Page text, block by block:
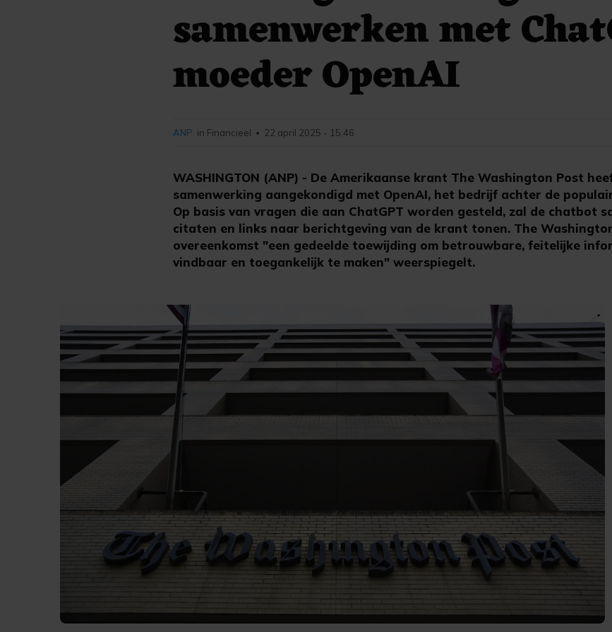
samenwerken met
moeder OpenAI
WASHINGTON (ANP) - De Amerikaanse krant The Washington Post
samenwerking aangekondigd met OpenAI, het bedrijf achter de
Op basis van vragen die aan ChatGPT worden gesteld, zal de chatbot
citaten en links naar berichtgeving van de krant tonen. The
overeenkomst "een gedeelde toewijding om betrouwbare, feitelijke
vindbaar en toegankelijk te maken" weerspiegelt.
ANP in Financieel • 22 april 2025 - 15:46